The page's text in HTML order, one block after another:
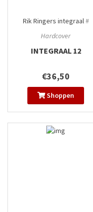
Rik Ringers integraal#
Hardcover
INTEGRAAL 12
€36,50
Shoppen